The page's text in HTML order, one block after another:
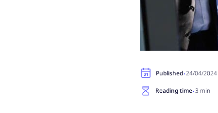
Published·24/04/2024
Reading time·3 min